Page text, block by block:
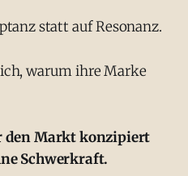
statt auf Resonanz.
warum ihre Marke
den Markt konzipiert
Schwerkraft.